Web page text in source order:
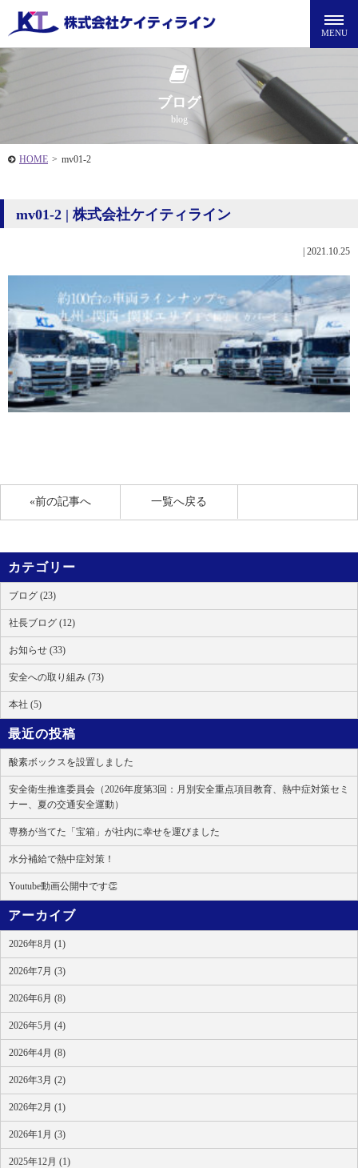
ブログ
blog
HOME > mv01-2
mv01-2 | 株式会社ケイティライン
2021.10.25
«前の記事へ 一覧へ戻る
カテゴリー
ブログ (23)
社長ブログ (12)
お知らせ (33)
安全への取り組み (73)
本社 (5)
最近の投稿
酸素ボックスを設置しました
安全衛生推進委員会（2026年度第3回：月別安全重点項目教育、熱中症対策セミ
ナー、夏の交通安全運動）
専務が当てた「宝箱」が社内に幸せを運びました
水分補給で熱中症対策！
Youtube動画公開中です👏
アーカイブ
2026年8月 (1)
2026年7月 (3)
2026年6月 (8)
2026年5月 (4)
2026年4月 (8)
2026年3月 (2)
2026年2月 (1)
2026年1月 (3)
2025年12月 (1)